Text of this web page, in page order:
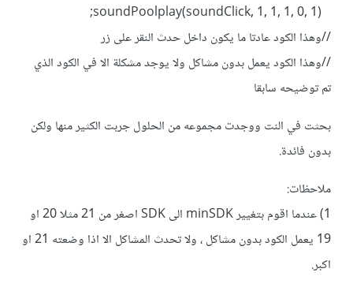
//وهذا الكود عادتا ما يكون داخل حدث النقر على زر
//وهذا الكود يعمل بدون مشاكل ولا يوجد مشكلة الا في الكود الذي
تم توضيحه سابقا
بحثت في النت ووجدت مجموعه من الحلول جربت الكثير منها ولكن
بدون فائدة.
ملاحظات:
1) عندما اقوم بتغيير minSDK الى SDK اصغر من 21 مثلا 20 او
19 يعمل الكود بدون مشاكل ، ولا تحدث المشاكل الا اذا وضعته 21 او
اكبر.